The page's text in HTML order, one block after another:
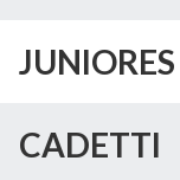
CADETTI